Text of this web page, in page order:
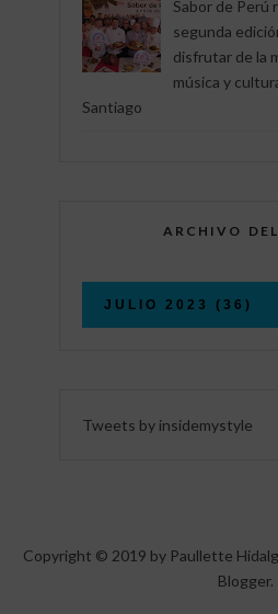
Sabor de Perú
segunda
disfrutar de la
música y
Santiago
ARCHIVO
Tweets by insidemystyle
Copyright © 2019 by Paullette
Blogger.